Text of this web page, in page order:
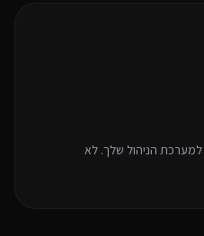
למערכת הניהול שלך. לא